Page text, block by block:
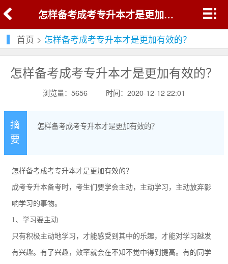
怎样备考成考专升本才是更加有效的？
首页 > 怎样备考成考专升本才是更加有效的？
怎样备考成考专升本才是更加有效的？
浏览量：5656 时间：2020-12-12 22:01
摘
要
怎样备考成考专升本才是更加有效的？
怎样备考成考专升本才是更加有效的？
成考专升本备考时，考生们要学会主动，主动学习，主动放弃影
响学习的事物。
1 、学习要主动
只有积极主动地学习，才能感受到其中的乐趣，才能对学习越发
有兴趣。有了兴趣，效率就会在不知不觉中得到提高。有的同学